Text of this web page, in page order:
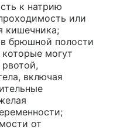
к натрию
или
кишечника;
брюшной полости
могут
включая
от